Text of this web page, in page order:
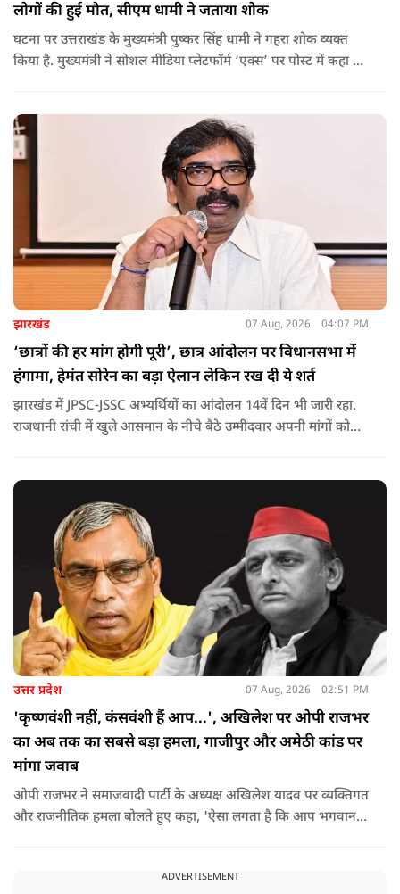
लोगों की हुई मौत, सीएम धामी ने जताया शोक
घटना पर उत्तराखंड के मुख्यमंत्री पुष्कर सिंह धामी ने गहरा शोक व्यक्त
किया है. मुख्यमंत्री ने सोशल मीडिया प्लेटफॉर्म ‘एक्स’ पर पोस्ट में कहा कि
उपचार तथा गंभीर रूप से घायलों को आवश्यकता पड़ने पर एयरलिफ्ट कर
उच्च चिकित्सा केंद्रों में रेफर करने के निर्देश दिए हैं.
झारखंड 07 Aug, 2026 04:07 PM
‘छात्रों की हर मांग होगी पूरी’, छात्र आंदोलन पर विधानसभा में
हंगामा, हेमंत सोरेन का बड़ा ऐलान लेकिन रख दी ये शर्त
झारखंड में JPSC-JSSC अभ्यर्थियों का आंदोलन 14वें दिन भी जारी रहा.
राजधानी रांची में खुले आसमान के नीचे बैठे उम्मीदवार अपनी मांगों को
उत्तर प्रदेश 07 Aug, 2026 02:51 PM
'कृष्णवंशी नहीं, कंसवंशी हैं आप...', अखिलेश पर ओपी राजभर
का अब तक का सबसे बड़ा हमला, गाजीपुर और अमेठी कांड पर
मांगा जवाब
ओपी राजभर ने समाजवादी पार्टी के अध्यक्ष अखिलेश यादव पर व्यक्तिगत
और राजनीतिक हमला बोलते हुए कहा, 'ऐसा लगता है कि आप भगवान
ADVERTISEMENT